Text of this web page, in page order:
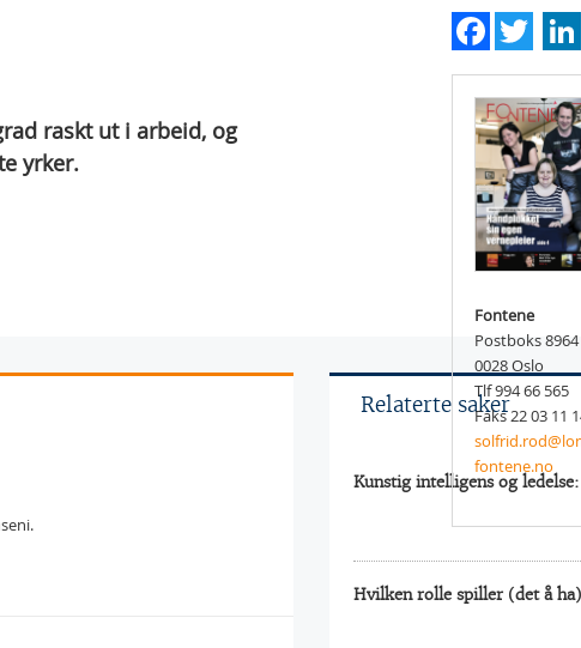
raskt ut i arbeid, og
yrker.
Fontene
Postboks
0028 Oslo
Tlf 994 66 565
Faks 22 03 11
fontene.no
Relaterte saker
Kunstig intelligens og
Hvilken rolle spiller (det å